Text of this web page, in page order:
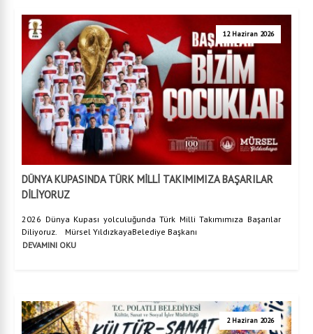
12 Haziran 2026
DÜNYA KUPASINDA TÜRK MİLLİ TAKIMIMIZA BAŞARILAR
DİLİYORUZ
2026 Dünya Kupası yolculuğunda Türk Milli Takımımıza Başarılar
Diliyoruz. Mürsel YıldızkayaBelediye Başkanı
DEVAMINI OKU
2 Haziran 2026